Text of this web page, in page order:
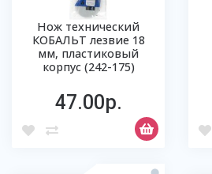
Нож технический
КОБАЛЬТ лезвие 18
мм, пластиковый
корпус (242-175)
47.00р.